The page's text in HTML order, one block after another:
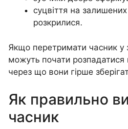
суцвіття на залишених
розкрилися.
Якщо перетримати часник у
можуть почати розпадатися
через що вони гірше
Як правильно
часник